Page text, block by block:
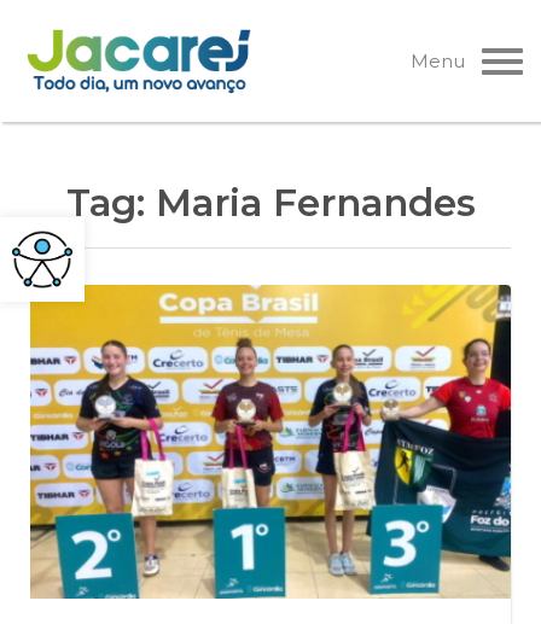
Pular
para
o
Menu
Tag: Maria Fernandes